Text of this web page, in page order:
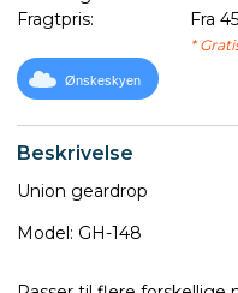
Beskrivelse
Union geardrop
Model: GH-148
Fragtpris:
Fra
*
Ønskeskyen